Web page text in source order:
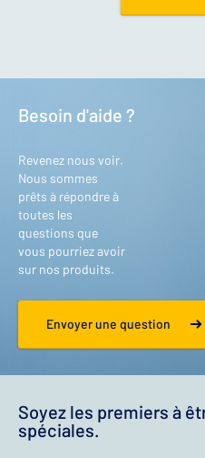
Besoin d'aide ?
Revenez nous voir.
Nous sommes
prêts à répondre à
toutes les
questions que
vous pourriez avoir
sur nos produits.
Envoyer une question
Soyez les premiers à
spéciales.